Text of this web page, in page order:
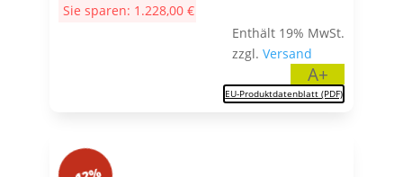
2.827,00 €
Sie sparen: 1.228,00 €
Enthält 19% MwSt.
zzgl.Versand
A+
EU-Produktdatenblatt (PDF)